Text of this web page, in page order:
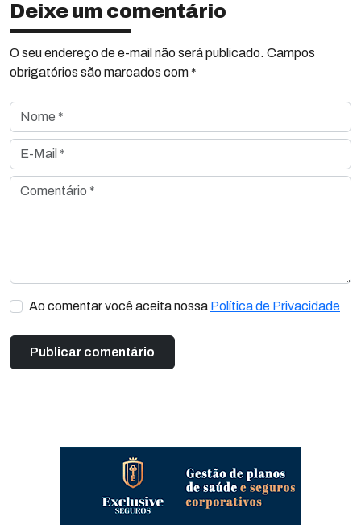
Deixe um comentário
O seu endereço de e-mail não será publicado. Campos
obrigatórios são marcados com *
Nome *
E-Mail *
Comentário *
Ao comentar você aceita nossa Política de Privacidade